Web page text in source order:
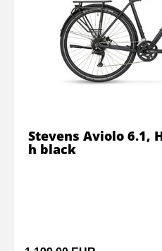
Stevens Aviolo 6.1,
h black